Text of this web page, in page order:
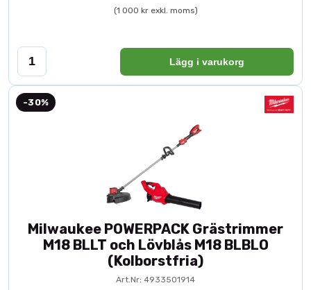
(1 000 kr exkl. moms)
Lägg i varukorg
-30%
Milwaukee POWERPACK Grästrimmer
M18 BLLT och Lövblås M18 BLBLO
(Kolborstfria)
Art.Nr: 4933501914